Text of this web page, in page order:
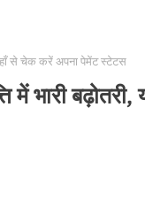
से चेक करें अपना पेमेंट स्टेटस
भारी